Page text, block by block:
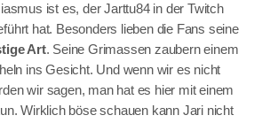
ist es, der Jarttu84 in der Twitch
hat. Besonders lieben die Fans seine
Art. Seine Grimassen zaubern einem
ins Gesicht. Und wenn wir es nicht
wir sagen, man hat es hier mit einem
Wirklich böse schauen kann Jari nicht